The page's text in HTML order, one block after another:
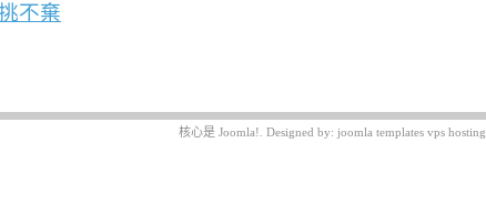
不棄
核心是 Joomla! . Designed by: joomla templates vps hosting